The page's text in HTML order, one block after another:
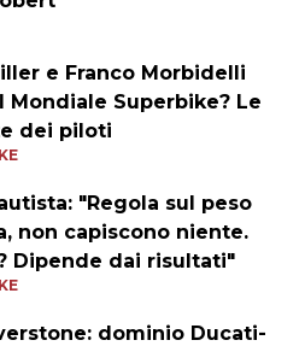
e Franco Morbidelli
Mondiale Superbike? Le
dei piloti
"Regola sul peso
non capiscono niente.
Dipende dai risultati"
dominio Ducati-